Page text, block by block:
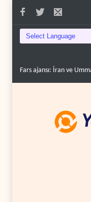
Fars ajansı: İran ve